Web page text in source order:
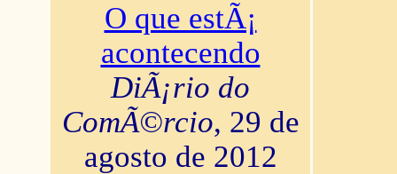
O que estÃ¡
acontecendo
DiÃ¡rio do
ComÃ©rcio, 29 de
agosto de 2012